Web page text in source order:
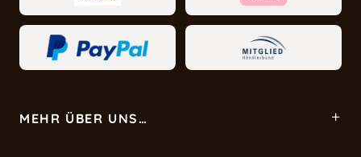
MEHR ÜBER UNS…